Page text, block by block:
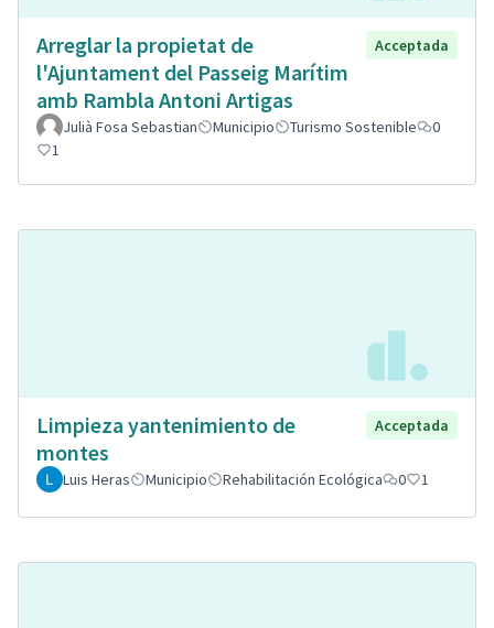
Arreglar la propietat de
l'Ajuntament del Passeig Marítim
amb Rambla Antoni Artigas
Acceptada
Julià Fosa Sebastian Municipio Turismo Sostenible
0
1
Limpieza yantenimiento de
montes
Acceptada
Luis Heras Municipio Rehabilitación Ecológica 0 1